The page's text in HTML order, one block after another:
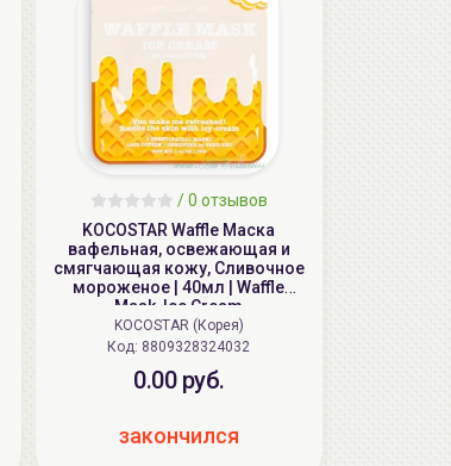
/0 отзывов
KOCOSTAR Waffle Маска
вафельная, освежающая и
смягчающая кожу, Сливочное
мороженое | 40мл | Waffle
Mask, Ice Cream
KOCOSTAR (Корея)
Код: 8809328324032
0.00 руб.
закончился